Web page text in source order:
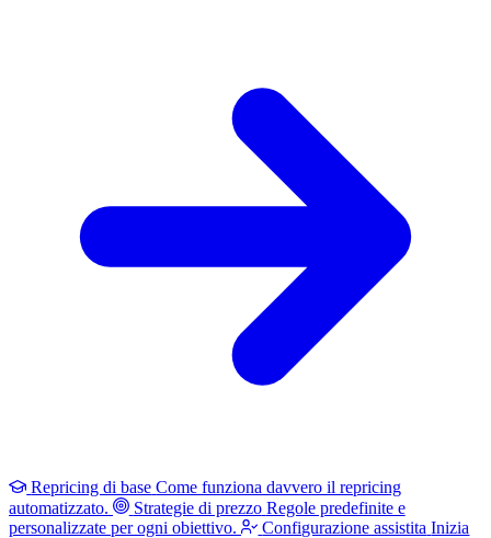
Repricing di base Come funziona davvero il repricing
automatizzato.
Strategie di prezzo Regole predefinite e
personalizzate per ogni obiettivo.
Configurazione assistita Inizia